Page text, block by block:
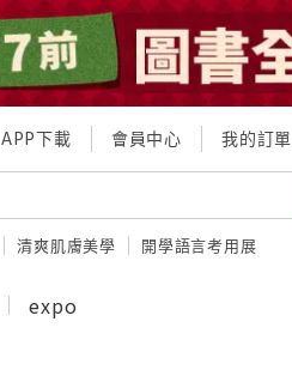
APP下載 會員中心 我的訂單
清爽肌膚美學 開學語言考用展
expo